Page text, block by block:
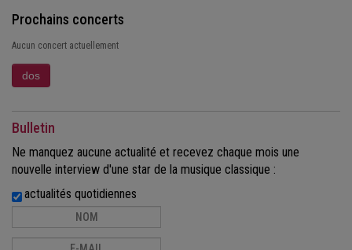
Prochains concerts
Aucun concert actuellement
Bulletin
Ne manquez aucune actualité et recevez chaque mois une
nouvelle interview d'une star de la musique classique :
actualités quotidiennes